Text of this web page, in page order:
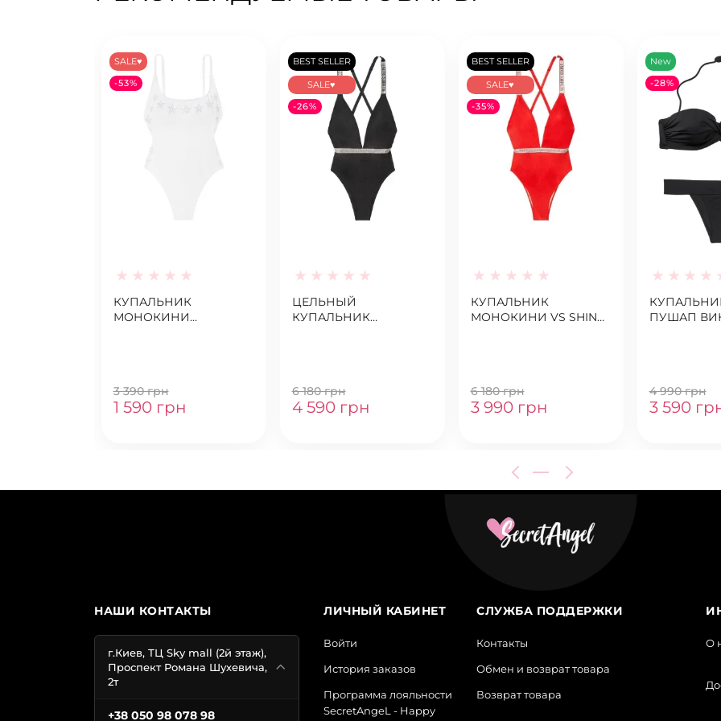
SALE♥
-53%
КУПАЛЬНИК
МОНОКИНИ
3 390 грн
1 590 грн
BEST SELLER
SALE♥
-26%
ЦЕЛЬНЫЙ
КУПАЛЬНИК
6 180 грн
4 590 грн
BEST SELLER
SALE♥
-35%
КУПАЛЬНИК
МОНОКИНИ VS SHINE
6 180 грн
3 990 грн
New
-28%
ПУШАП
4 990 грн
3 590
НАШИ КОНТАКТЫ
г.Киев, ТЦ Sky mall (2й этаж),
Проспект Романа Шухевича,
2т
+38 050 98 078 98
ЛИЧНЫЙ КАБИНЕТ
Войти
История заказов
Программа лояльности
SecretAngeL - Happy
СЛУЖБА ПОДДЕРЖКИ
Контакты
Обмен и возврат товара
Возврат товара
О